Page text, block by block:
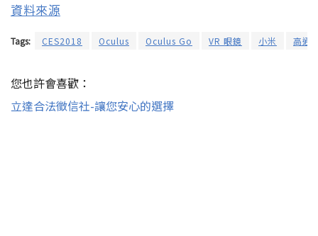
資料來源
Tags: CES2018 Oculus Oculus Go VR 眼鏡 小米 高通
您也許會喜歡：
立達合法徵信社-讓您安心的選擇